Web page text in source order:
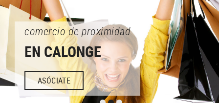
comercio de proximidad
EN CALONGE
ASÓCIATE